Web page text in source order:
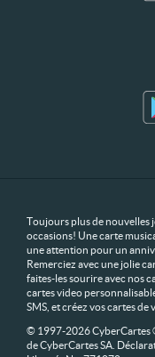
Toujours plus de nouvelles
occasions! Une carte
une attention pour un
Remerciez avec une jolie
faites-les sourire avec nos
cartes video
SMS, et créez vos cartes de
© 1997-2026 CyberCartes
de CyberCartes SA.